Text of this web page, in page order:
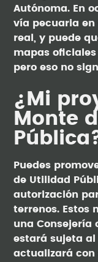
Autónoma. En
vía pecuaria en
real, y puede
mapas oficiales
pero eso no
¿Mi
Monte
Puedes
de Utilidad
autorización
terrenos. Estos
una Consejería
estará sujeta al
actualizará con